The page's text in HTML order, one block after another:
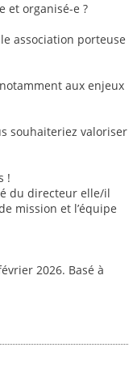
et organisé-e ?
association porteuse
aux enjeux
souhaiteriez valoriser
!
du directeur elle/il
mission et l’équipe
2026. Basé à